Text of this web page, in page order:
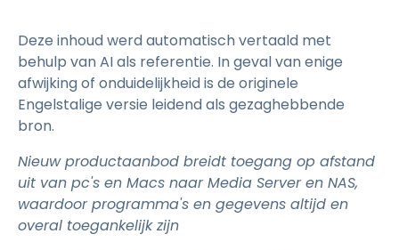
Deze inhoud werd automatisch vertaald met
behulp van AI als referentie. In geval van enige
afwijking of onduidelijkheid is de originele
Engelstalige versie leidend als gezaghebbende
bron.
Nieuw productaanbod breidt toegang op afstand
uit van pc's en Macs naar Media Server en NAS,
waardoor programma's en gegevens altijd en
overal toegankelijk zijn